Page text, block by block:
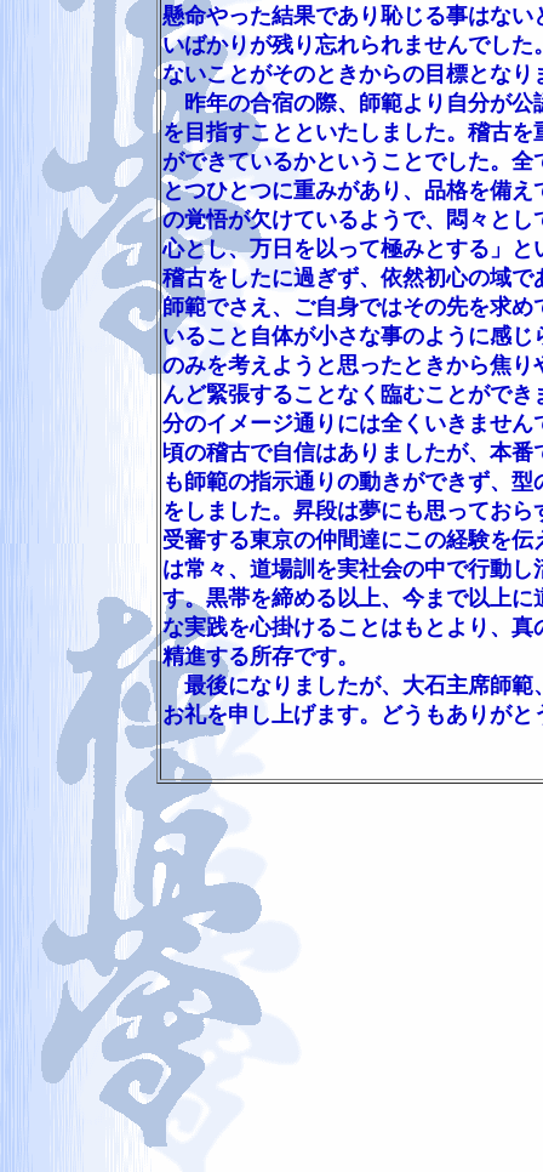
懸命やった結果であり恥じる事はな
いばかりが残り忘れられませんでし
ないことがそのときからの目標となり
昨年の合宿の際、師範より自分が公
を目指すことといたしました。稽古
ができているかということでした。
とつひとつに重みがあり、品格を備
の覚悟が欠けているようで、悶々と
心とし、万日を以って極みとする」
稽古をしたに過ぎず、依然初心の域
師範でさえ、ご自身ではその先を求
いること自体が小さな事のように感
のみを考えようと思ったときから焦
んど緊張することなく臨むことがで
分のイメージ通りには全くいきませ
頃の稽古で自信はありましたが、本
も師範の指示通りの動きができず、
をしました。昇段は夢にも思ってお
受審する東京の仲間達にこの経験を
は常々、道場訓を実社会の中で行動
す。黒帯を締める以上、今まで以上
な実践を心掛けることはもとより、
精進する所存です。
最後になりましたが、大石主席師範
お礼を申し上げます。どうもありがと